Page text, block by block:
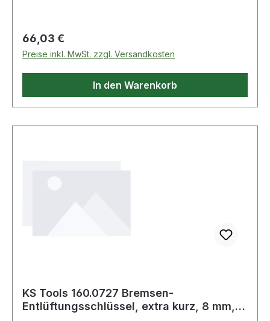
Regulärer Preis:
66,03 €
Preise inkl. MwSt. zzgl. Versandkosten
In den Warenkorb
KS Tools 160.0727 Bremsen-
Entlüftungsschlüssel, extra kurz, 8 mm,